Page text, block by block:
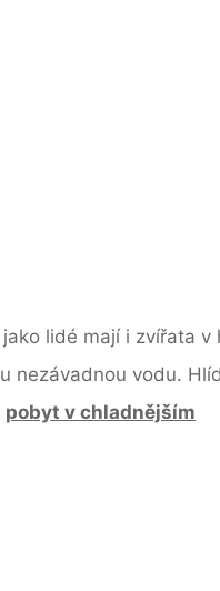
lidé mají i zvířata v
nezávadnou vodu.
pobyt v chladnějším